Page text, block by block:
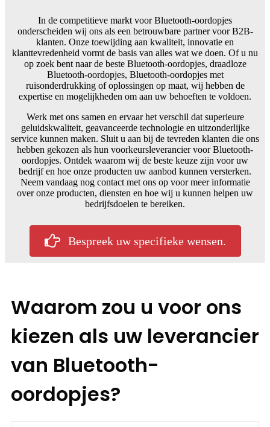
In de competitieve markt voor Bluetooth-oordopjes
onderscheiden wij ons als een betrouwbare partner voor B2B-
klanten. Onze toewijding aan kwaliteit, innovatie en
klanttevredenheid vormt de basis van alles wat we doen. Of u nu
op zoek bent naar de beste Bluetooth-oordopjes, draadloze
Bluetooth-oordopjes, Bluetooth-oordopjes met
ruisonderdrukking of oplossingen op maat, wij hebben de
expertise en mogelijkheden om aan uw behoeften te voldoen.
Werk met ons samen en ervaar het verschil dat superieure
geluidskwaliteit, geavanceerde technologie en uitzonderlijke
service kunnen maken. Sluit u aan bij de tevreden klanten die ons
hebben gekozen als hun voorkeursleverancier voor Bluetooth-
oordopjes. Ontdek waarom wij de beste keuze zijn voor uw
bedrijf en hoe onze producten uw aanbod kunnen versterken.
Neem vandaag nog contact met ons op voor meer informatie
over onze producten, diensten en hoe wij u kunnen helpen uw
bedrijfsdoelen te bereiken.
Bespreek uw specifieke wensen.
Waarom zou u voor ons
kiezen als uw leverancier
van Bluetooth-
oordopjes?